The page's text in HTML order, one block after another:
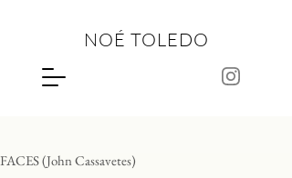
NOÉ TOLEDO
FACES (John Cassavetes)